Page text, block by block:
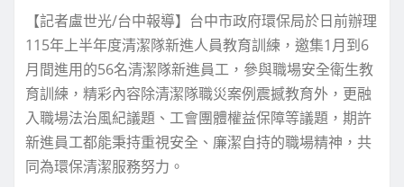
【記者盧世光/台中報導】台中市政府環保局於日前辦理
115年上半年度清潔隊新進人員教育訓練，邀集1月到6
月間進用的56名清潔隊新進員工，參與職場安全衛生教
育訓練，精彩內容除清潔隊職災案例震撼教育外，更融
入職場法治風紀議題、工會團體權益保障等議題，期許
新進員工都能秉持重視安全、廉潔自持的職場精神，共
同為環保清潔服務努力。